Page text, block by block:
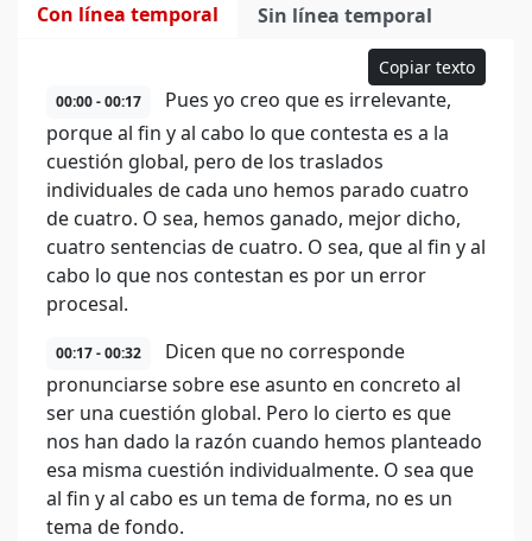
Con línea temporal Sin línea temporal
Copiar texto
00:00 - 00:17
Pues yo creo que es irrelevante,
porque al fin y al cabo lo que contesta es a la
cuestión global, pero de los traslados
individuales de cada uno hemos parado cuatro
de cuatro. O sea, hemos ganado, mejor dicho,
cuatro sentencias de cuatro. O sea, que al fin y al
cabo lo que nos contestan es por un error
procesal.
00:17 - 00:32
Dicen que no corresponde
pronunciarse sobre ese asunto en concreto al
ser una cuestión global. Pero lo cierto es que
nos han dado la razón cuando hemos planteado
esa misma cuestión individualmente. O sea que
al fin y al cabo es un tema de forma, no es un
tema de fondo.